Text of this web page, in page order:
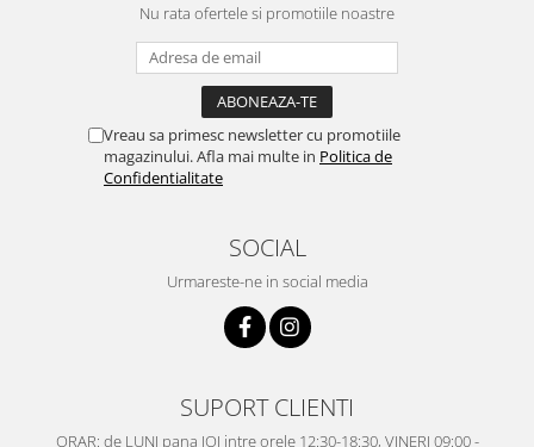
Nu rata ofertele si promotiile noastre
Vreau sa primesc newsletter cu promotiile
magazinului. Afla mai multe in Politica de
Confidentialitate
SOCIAL
Urmareste-ne in social media
SUPORT CLIENTI
ORAR: de LUNI pana JOI intre orele 12:30-18:30, VINERI 09:00 -